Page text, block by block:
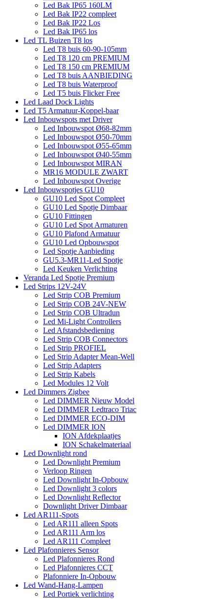
Led Bak IP65 160LM
Led Bak IP22 compleet
Led Bak IP22 Los
Led Bak IP65 los
Led TL Buizen T8 los
Led T8 buis 60-90-105mm
Led T8 120 cm PREMIUM
Led T8 150 cm PREMIUM
Led T8 buis AANBIEDING
Led T8 buis Waterproof
Led T5 buis Flicker Free
Led Laad Dock Lights
Led T5 Armatuur-Koppel-baar
Led Inbouwspots met Driver
Led Inbouwspot Ø68-82mm
Led Inbouwspot Ø50-70mm
Led Inbouwspot Ø55-65mm
Led Inbouwspot Ø40-55mm
Led Inbouwspot MIRAN
MR16 MODULE ZWART
Led Inbouwspot Overige
Led Inbouwspotjes GU10
GU10 Led Spot Compleet
GU10 Led Spotje Dimbaar
GU10 Fittingen
GU10 Led Spot Armaturen
GU10 Plafond Armatuur
GU10 Led Opbouwspot
Led Spotje Aanbieding
GU5.3-MR11-Led Spotje
Led Keuken Verlichting
Veranda Led Spotje Premium
Led Strips 12V-24V
Led Strip COB Premium
Led Strip COB 24V-NEW
Led Strip COB Ultradun
Led Mi-Light Controllers
Led Afstandsbediening
Led Strip COB Connectors
Led Strip PROFIEL
Led Strip Adapter Mean-Well
Led Strip Adapters
Led Strip Kabels
Led Modules 12 Volt
Led Dimmers Zigbee
Led DIMMER Nieuw Model
Led DIMMER Ledtraco Triac
Led DIMMER ECO-DIM
Led DIMMER ION
ION Afdekplaatjes
ION Schakelmateriaal
Led Downlight rond
Led Downlight Premium
Verloop Ringen
Led Downlight In-Opbouw
Led Downlight 3 colors
Led Downlight Reflector
Downlight Driver Dimbaar
Led AR111-Spots
Led AR111 alleen Spots
Led AR111 Arm los
Led AR111 Compleet
Led Plafonnieres Sensor
Led Plafonnieres Rond
Led Plafonnieres CCT
Plafonniere In-Opbouw
Led Wand-Hang-Lampen
Led Portiek verlichting